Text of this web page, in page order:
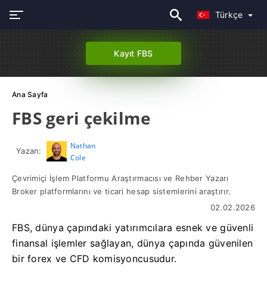
Türkçe
Kayıt FBS
Ana Sayfa
FBS geri çekilme
Yazan:
Nathan
Cole
Çevrimiçi İşlem Platformu Araştırmacısı ve Rehber Yazarı
Broker platformlarını ve ticari hesap sistemlerini araştırır.
02.02.2026
FBS, dünya çapındaki yatırımcılara esnek ve güvenli
finansal işlemler sağlayan, dünya çapında güvenilen
bir forex ve CFD komisyoncusudur.